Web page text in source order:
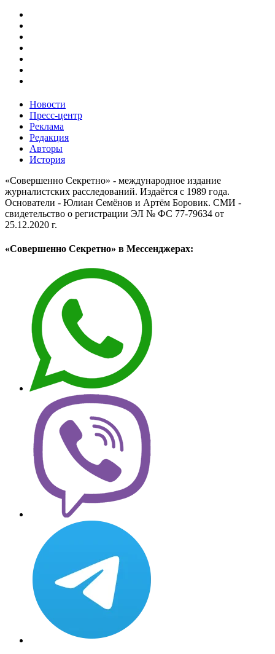
Новости
Пресс-центр
Реклама
Редакция
Авторы
История
«Совершенно Секретно» - международное издание
журналистских расследований. Издаётся с 1989 года.
Основатели - Юлиан Семёнов и Артём Боровик. CМИ -
свидетельство о регистрации ЭЛ № ФС 77-79634 от
25.12.2020 г.
«Совершенно Секретно» в Мессенджерах: